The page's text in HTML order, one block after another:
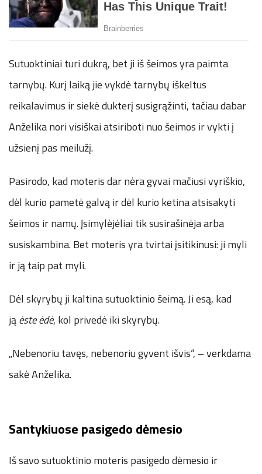
Sutuoktiniai turi dukrą, bet ji iš šeimos yra paimta
tarnybų. Kurį laiką jie vykdė tarnybų iškeltus
reikalavimus ir siekė dukterį susigrąžinti, tačiau dabar
Anželika nori visiškai atsiriboti nuo šeimos ir vykti į
užsienį pas meilužį.
Pasirodo, kad moteris dar nėra gyvai mačiusi vyriškio,
dėl kurio pametė galvą ir dėl kurio ketina atsisakyti
šeimos ir namų. Įsimylėjėliai tik susirašinėja arba
susiskambina. Bet moteris yra tvirtai įsitikinusi: ji myli
ir ją taip pat myli.
Dėl skyrybų ji kaltina sutuoktinio šeimą. Ji esą, kad
jąėste ėdė, kol privedė iki skyrybų.
„Nebenoriu tavęs, nebenoriu gyvent išvis“, – verkdama
sakė Anželika.
Santykiuose pasigedo dėmesio
Iš savo sutuoktinio moteris pasigedo dėmesio ir